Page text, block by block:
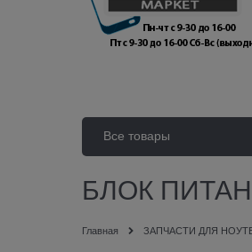
Все товары
БЛОК
Главная ЗАПЧАСТИ ДЛЯ